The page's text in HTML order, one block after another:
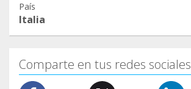
País
Italia
Comparte en tus redes sociales